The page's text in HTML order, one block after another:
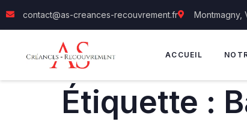
contact@as-creances-recouvrement.fr Montmagny,
ACCUEIL
Étiquette :